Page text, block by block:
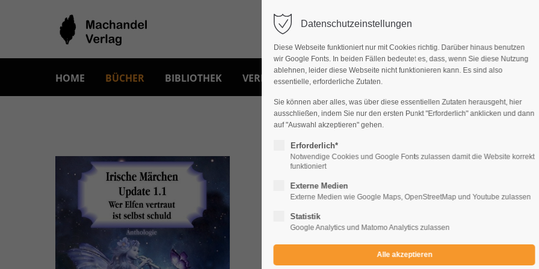
HOME BÜCHER BIBLIOTHEK VERLAG, MANUSKRIPTE IMPRESSUM
Anthologie
Irische Märchen Update 1.1
€15,90 €
Datenschutzeinstellungen
Diese Webseite funktioniert nur mit Cookies richtig. Darüber hinaus benutzen
wir Google Fonts. In beiden Fällen bedeutet es, dass, wenn Sie diese Nutzung
ablehnen, leider diese Webseite nicht funktionieren kann. Es sind also
essentielle, erforderliche Zutaten.
Sie können aber alles, was über diese essentiellen Zutaten herausgeht, hier
ausschließen, indem Sie nur den ersten Punkt "Erforderlich" anklicken und dann
auf "Auswahl akzeptieren" gehen.
Erforderlich*
Notwendige Cookies und Google Fonts zulassen damit die Website korrekt
funktioniert
Externe Medien
Externe Medien wie Google Maps, OpenStreetMap und Youtube zulassen
Statistik
Google Analytics und Matomo Analytics zulassen